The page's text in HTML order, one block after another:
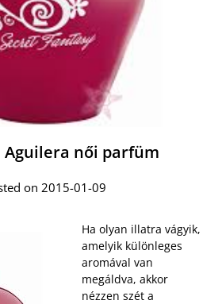
női parfüm
on 2015-01-09
Ha olyan illatra vágyik,
amelyik különleges
aromával van
megáldva, akkor
nézzen szét a